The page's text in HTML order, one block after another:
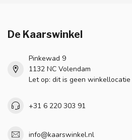
De Kaarswinkel
Pinkewad 9
1132 NC Volendam
Let op: dit is geen winkellocatie
+31 6 220 303 91
info@kaarswinkel.nl